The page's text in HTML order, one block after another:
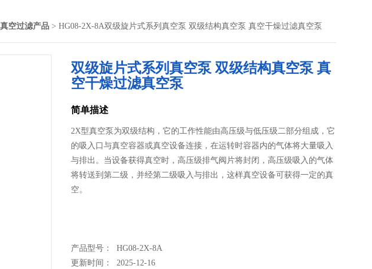
真空过滤产品 > HG08-2X-8A双级旋片式系列真空泵 双级结构真空泵 真空干燥过滤真空泵
双级旋片式系列真空泵 双级结构真空泵 真
空干燥过滤真空泵
简单描述
2X型真空泵为双级结构，它的工作性能由高压级与低压级二部分组成，它
的吸入口与真空容器或真空设备连接，在运转时容器内的气体将大量吸入
与排出。当设备获得真空时，高压级排气阀片将封闭，高压级吸入的气体
将转送到第二级，并经第二级吸入与排出，这样真空设备可获得一定的真
空。
产品型号： HG08-2X-8A
更新时间： 2025-12-16